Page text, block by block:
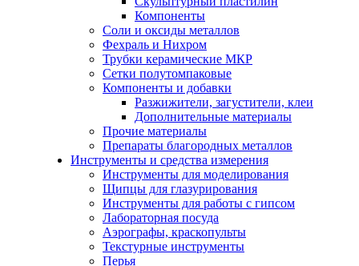
Компоненты
Соли и оксиды металлов
Фехраль и Нихром
Трубки керамические МКР
Сетки полутомпаковые
Компоненты и добавки
Разжижители, загустители, клеи
Дополнительные материалы
Прочие материалы
Препараты благородных металлов
Инструменты и средства измерения
Инструменты для моделирования
Щипцы для глазурирования
Инструменты для работы с гипсом
Лабораторная посуда
Аэрографы, краскопульты
Текстурные инструменты
Перья